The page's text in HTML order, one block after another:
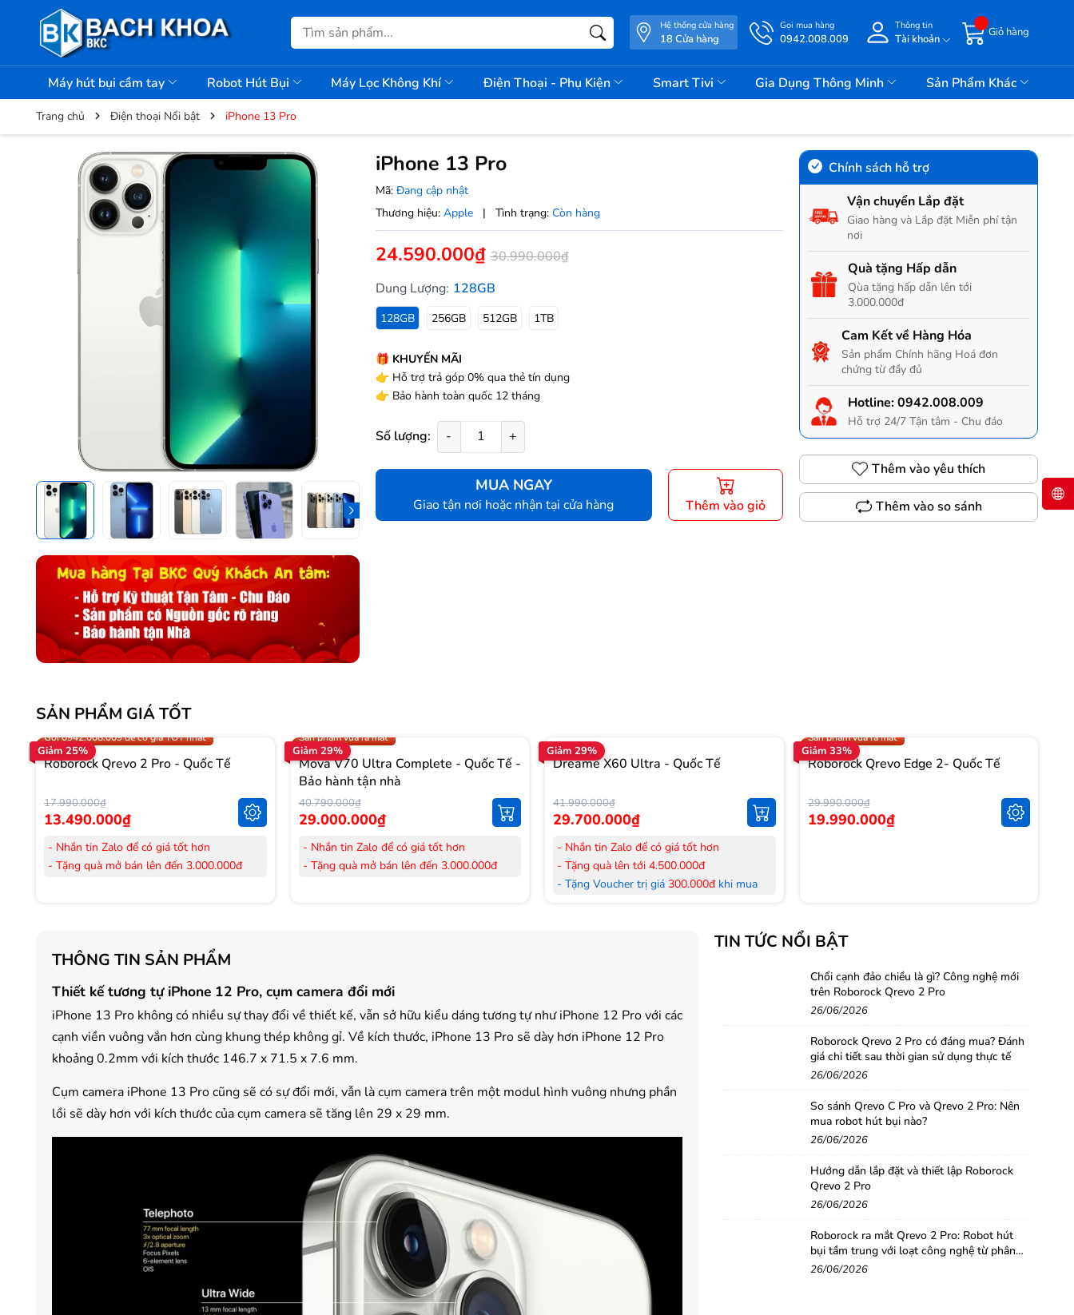
Hệ thống cửa hàng
18 Cửa hàng
Gọi mua hàng
0942.008.009
Thông tin
Tài khoản
Giỏ hàng
Máy hút bụi cầm tay Robot Hút Bụi Máy Lọc Không Khí Điện Thoại - Phụ Kiện Smart Tivi Gia Dụng Thông Minh Sản Phẩm Khác
Trang chủ Điện thoại Nổi bật iPhone 13 Pro
iPhone 13 Pro
Mã: Đang cập nhật
Thương hiệu: Apple | Tình trạng: Còn hàng
24.590.000₫ 30.990.000₫
Dung Lượng: 128GB
128GB 256GB 512GB 1TB
🎁 KHUYẾN MÃI
👉Hỗ trợ trả góp 0% qua thẻ tín dụng
👉Bảo hành toàn quốc 12 tháng
Số lượng: - +
MUA NGAY
Giao tận nơi hoặc nhận tại cửa hàng Thêm vào giỏ
Chính sách hỗ trợ
Vận chuyển Lắp đặt
Giao hàng và Lắp đặt Miễn phí tận
nơi
Quà tặng Hấp dẫn
Qùa tặng hấp dẫn lên tới
3.000.000đ
Cam Kết về Hàng Hóa
Sản phẩm Chính hãng Hoá đơn
chứng từ đầy đủ
Hotline:0942.008.009
Hỗ trợ 24/7 Tận tâm - Chu đáo
Thêm vào yêu thích
Thêm vào so sánh
SẢN PHẨM GIÁ TỐT
Giảm 25%
Trợ giá 300.000đ
Gọi 0942.008.009 để có giá TỐT nhất
Roborock Qrevo 2 Pro - Quốc Tế
17.990.000₫
13.490.000₫
- Nhắn tin Zalo để có giá tốt hơn
- Tặng quà mở bán lên đến 3.000.000đ
- Cam kết hàng mới 100%.
Hồ Chí Minh
- Vận chuyển Toàn Quốc.
- Bảo hành 24 tháng chính hãng
Giảm 29%
Sản phẩm vừa ra mắt
Mova V70 Ultra Complete - Quốc Tế -
Bảo hành tận nhà
40.790.000₫
29.000.000₫
- Nhắn tin Zalo để có giá tốt hơn
- Tặng quà mở bán lên đến 3.000.000đ
Hồ Chí Minh
- Vận chuyển Toàn Quốc.
- Bảo hành 36 tháng Chính hãng
Giảm 29%
Dreame X60 Ultra - Quốc Tế
41.990.000₫
29.700.000₫
- Nhắn tin Zalo để có giá tốt hơn
- Tặng quà lên tới 4.500.000đ
- Tặng Voucher trị giá 300.000đkhi mua
Hồ Chí Minh
- Vận chuyển Toàn Quốc.
Giảm 33%
Sản phẩm vừa ra mắt
Roborock Qrevo Edge 2- Quốc Tế
29.990.000₫
19.990.000₫
THÔNG TIN SẢN PHẨM
Thiết kế tương tự iPhone 12 Pro, cụm camera đổi mới
iPhone 13 Pro không có nhiều sự thay đổi về thiết kế, vẫn sở hữu kiểu dáng tương tự như iPhone 12 Pro với các
cạnh viền vuông vắn hơn cùng khung thép không gỉ. Về kích thước, iPhone 13 Pro sẽ dày hơn iPhone 12 Pro
khoảng 0.2mm với kích thước 146.7 x 71.5 x 7.6 mm.
Cụm camera iPhone 13 Pro cũng sẽ có sự đổi mới, vẫn là cụm camera trên một modul hình vuông nhưng phần
lồi sẽ dày hơn với kích thước của cụm camera sẽ tăng lên 29 x 29 mm.
TIN TỨC NỔI BẬT
Chổi cạnh đảo chiều là gì? Công nghệ mới
trên Roborock Qrevo 2 Pro
26/06/2026
Roborock Qrevo 2 Pro có đáng mua? Đánh
giá chi tiết sau thời gian sử dụng thực tế
26/06/2026
So sánh Qrevo C Pro và Qrevo 2 Pro: Nên
mua robot hút bụi nào?
26/06/2026
Hướng dẫn lắp đặt và thiết lập Roborock
Qrevo 2 Pro
26/06/2026
Roborock ra mắt Qrevo 2 Pro: Robot hút
bụi tầm trung với loạt công nghệ từ phân
khúc cao cấp
26/06/2026